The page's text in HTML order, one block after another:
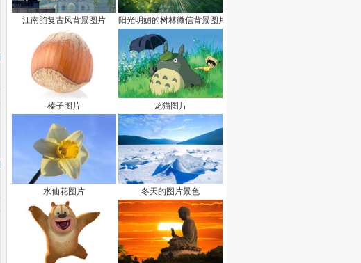
江南韵复古风背景图片 阳光明媚的树林微信背景图片
榛子图片 龙猫图片
水仙花图片 冬天的图片景色